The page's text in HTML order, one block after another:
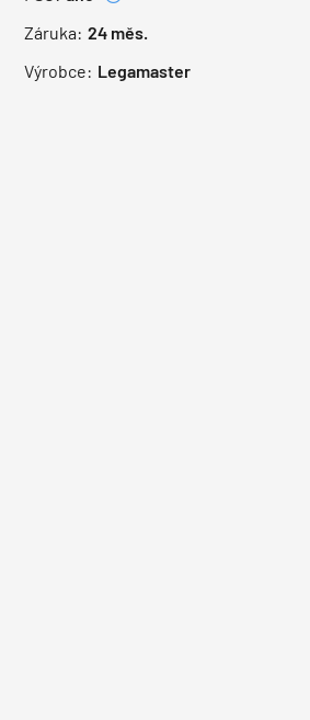
Záruka: 24 měs.
Výrobce: Legamaster